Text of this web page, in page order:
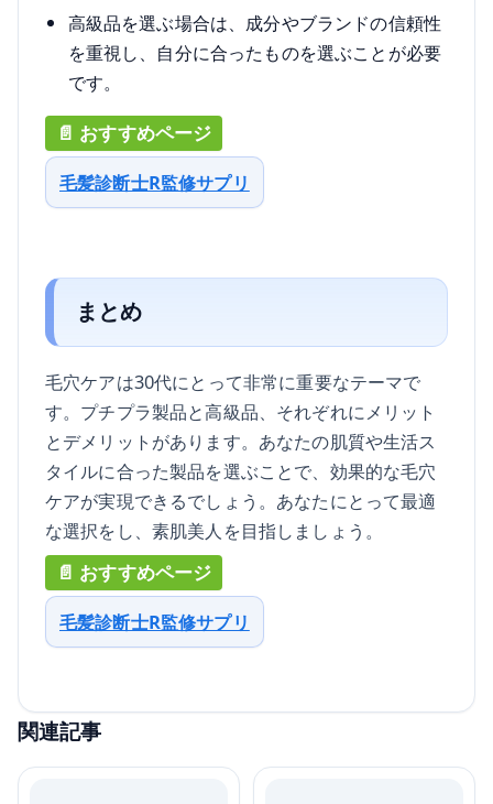
高級品を選ぶ場合は、成分やブランドの信頼性
を重視し、自分に合ったものを選ぶことが必要
です。
毛髪診断士R監修サプリ
まとめ
毛穴ケアは30代にとって非常に重要なテーマで
す。プチプラ製品と高級品、それぞれにメリット
とデメリットがあります。あなたの肌質や生活ス
タイルに合った製品を選ぶことで、効果的な毛穴
ケアが実現できるでしょう。あなたにとって最適
な選択をし、素肌美人を目指しましょう。
毛髪診断士R監修サプリ
関連記事